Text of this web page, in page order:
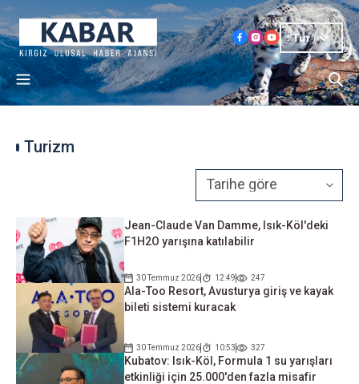
Tur
Turizm
Jean-Claude Van Damme, Isık-Köl'deki
F1H2O yarışına katılabilir
30 Temmuz 2026 12:49 247
Ala-Too Resort, Avusturya giriş ve kayak
bileti sistemi kuracak
30 Temmuz 2026 10:53 327
Kubatov: Isık-Köl, Formula 1 su yarışları
etkinliği için 25.000'den fazla misafir